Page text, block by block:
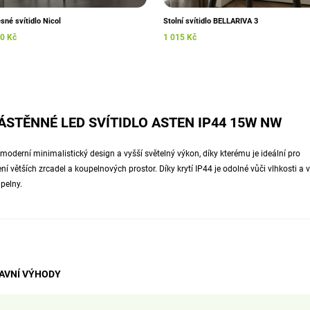
svítidlo Nicol
Kč
Stolní svítidlo BELLARIVA 3
1 015 Kč
LED SVÍTIDLO ASTEN IP44 15W NW
minimalistický design a vyšší světelný výkon, díky kterému je ideální pro
větších zrcadel a koupelnových prostor. Díky krytí IP44 je odolné vůči vlhkosti a
VÝHODY